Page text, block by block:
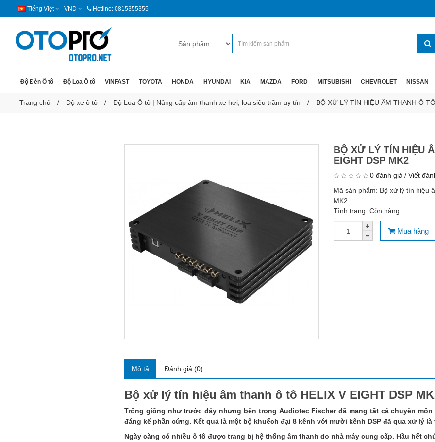
Tiếng Việt VND Hotline: 0815355355
Độ Đèn Ô tô Độ Loa Ô tô VINFAST TOYOTA HONDA HYUNDAI KIA MAZDA FORD MITSUBISHI CHEVROLET NISSAN
Trang chủ Độ xe ô tô Độ Loa Ô tô | Nâng cấp âm thanh xe hơi, loa siêu trầm uy tín BỘ XỬ LÝ TÍN HIỆU ÂM THANH Ô
BỘ XỬ LÝ TÍN HIỆU
EIGHT DSP MK2
0 đánh giá / Viết
Mã sản phẩm: Bộ xử lý tín hiệu
MK2
Tình trạng: Còn hàng
Mua hàng
Mô tả Đánh giá (0)
Bộ xử lý tín hiệu âm thanh ô tô HELIX V EIGHT DSP
Trông giống như trước đây nhưng bên trong Audiotec Fischer đã mang tất cả chuyên
đáng kể phần cứng. Kết quả là một bộ khuếch đại 8 kênh với mười kênh DSP đã qua xử lý là
Ngày càng có nhiều ô tô được trang bị hệ thống âm thanh do nhà máy cung cấp. Hầu hết